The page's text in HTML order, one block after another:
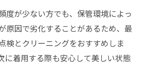
ニングがもたらす絶品の美しさ
ど実力派クリーニング店の強みと
度が少ない方でも、保管環境によっ
原因で劣化することがあるため、最
検とクリーニングをおすすめしま
に着用する際も安心して美しい状態